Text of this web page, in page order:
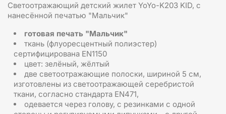
Светоотражающий детский жилет YoYo-K203 KID, с
нанесённой печатью "Мальчик"
готовая печать "Мальчик"
ткань (флуоресцентный полиэстер)
сертифицирована EN1150
цвет: зелёный, жёлтый
две светоотражающие полоски, шириной 5 см,
изготовлены из светоотражающей серебристой
ткани, согласно стандарта EN471,
одевается через голову, с резинками с одной